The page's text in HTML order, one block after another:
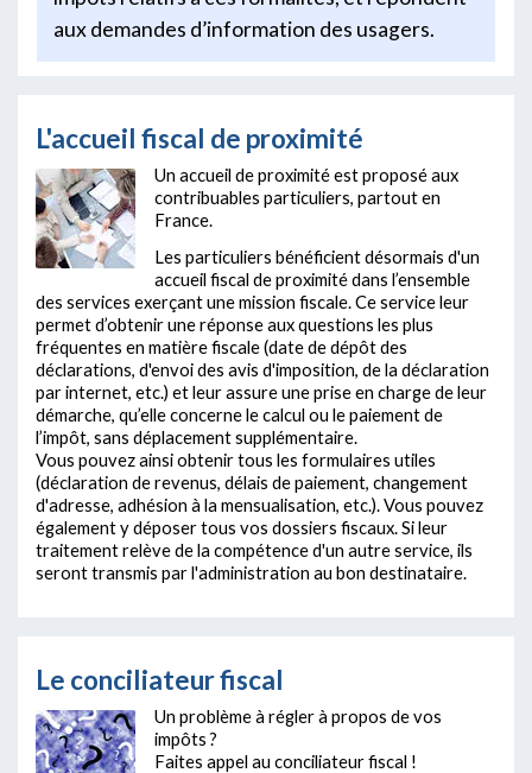
aux demandes d’information des usagers.
L'accueil fiscal de proximité
Un accueil de proximité est proposé aux
contribuables particuliers, partout en
France.
Les particuliers bénéficient désormais d'un
accueil fiscal de proximité dans l’ensemble
des services exerçant une mission fiscale. Ce service leur
permet d’obtenir une réponse aux questions les plus
fréquentes en matière fiscale (date de dépôt des
déclarations, d'envoi des avis d'imposition, de la déclaration
par internet, etc.) et leur assure une prise en charge de leur
démarche, qu’elle concerne le calcul ou le paiement de
l’impôt, sans déplacement supplémentaire.
Vous pouvez ainsi obtenir tous les formulaires utiles
(déclaration de revenus, délais de paiement, changement
d'adresse, adhésion à la mensualisation, etc.). Vous pouvez
également y déposer tous vos dossiers fiscaux. Si leur
traitement relève de la compétence d'un autre service, ils
seront transmis par l'administration au bon destinataire.
Le conciliateur fiscal
Un problème à régler à propos de vos
impôts ?
Faites appel au conciliateur fiscal !